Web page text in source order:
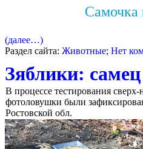
Самочка
(далее…)
Раздел сайта: Животные; Нет
Зяблики:
В процессе тестирования
фотоловушки были
Ростовской обл.